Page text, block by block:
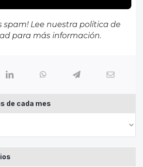
spam! Lee nuestra política de
para más información.
de cada mes